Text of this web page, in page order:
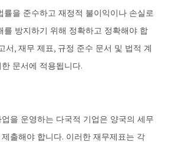
률을 준수하고 재정적 불이익이나 손실로
를 방지하기 위해 정확하고 정확해야 합
서, 재무 제표, 규정 준수 문서 및 법적 계
문서에 적용됩니다.
을 운영하는 다국적 기업은 양국의 세무
출해야 합니다. 이러한 재무제표는 각